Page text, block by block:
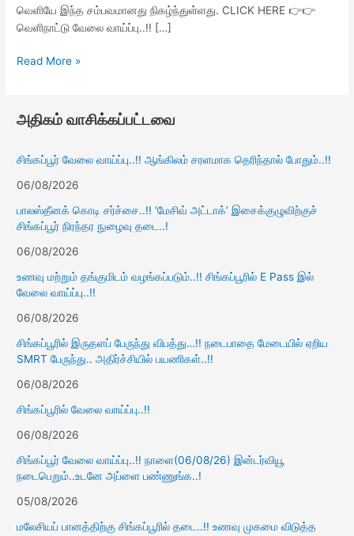
வெளியே இந்த சம்பவமானது நிகழ்ந்துள்ளது. CLICK HERE 👉👉
வெளிநாட்டு வேலை வாய்ப்பு..!! […]
Read More »
அதிகம் வாசிக்கப்பட்டவை
சிங்கப்பூர் வேலை வாய்ப்பு..!! ஆங்கிலம் சரளமாக தெரிந்தால் போதும்..!!
06/08/2026
பாலஸ்தீனக் கொடி சர்ச்சை..!! ‘மேசிவ் அட்டாக்’ இசைக்குழுவிற்குச்
சிங்கப்பூர் நிரந்தர நுழைவு தடை..!
06/08/2026
உணவு மற்றும் தங்குமிடம் வழங்கப்படும்..!! சிங்கப்பூரில் E Pass இல்
வேலை வாய்ப்பு..!!
06/08/2026
சிங்கப்பூரில் இருதளப் பேருந்து விபத்து…!! நடைபாதை மேடையில் ஏறிய
SMRT பேருந்து.. அதிர்ச்சியில் பயணிகள்..!!
06/08/2026
சிங்கப்பூரில் வேலை வாய்ப்பு..!!
06/08/2026
சிங்கப்பூர் வேலை வாய்ப்பு..!! நாளை(06/08/26) இன்டர்வியூ
நடைபெறும்..உடனே அப்ளை பண்ணுங்க..!
05/08/2026
மலேசியப் பானத்திற்கு சிங்கப்பூரில் தடை..!! உணவு முகமை விடுத்த